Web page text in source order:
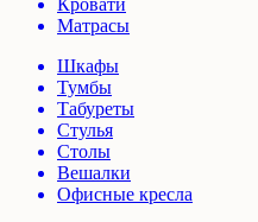
Матрасы
Шкафы
Тумбы
Табуреты
Стулья
Столы
Вешалки
Офисные кресла